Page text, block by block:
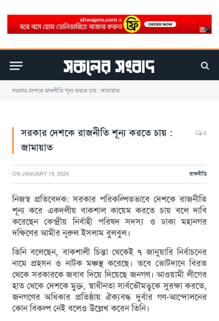
সরকার দেশকে রাজনীতি শূন্য করতে চায় : জামায়াত
সরকার দেশকে রাজনীতি শূন্য করতে চায় :
জামায়াত
0
ON JANUARY 19, 2024 রাজনীতি
নিজস্ব প্রতিবেদক: সরকার পরিকল্পিতভাবে দেশকে রাজনীতি
শূন্য করে একদলীয় বাকশাল কায়েম করতে চায় বলে দাবি
করেছেন কেন্দ্রীয় নির্বাহী পরিষদ সদস্য ও ঢাকা মহানগর
দক্ষিণের আমীর নূরুল ইসলাম বুলবুল।
তিনি বলেছেন, বাকশালী চিন্তা থেকেই ৭ জানুয়ারি নির্বাচনের
নামে প্রহসন ও নাটক মঞ্চস্থ করেছে। তবে ভোটদানে বিরত
থেকে সরকারকে জবাব দিয়ে দিয়েছে জনগণ। আওয়ামী লীগের
হাত থেকে দেশকে মুক্ত, স্বাধীনতা সার্বভৌমত্বকে সুরক্ষা করতে,
জনগণের অধিকার প্রতিষ্ঠায় ঐক্যবদ্ধ দুর্বার গণ-আন্দোলনের
কোন বিকল্প নেই বলেও উল্লেখ করেন তিনি।